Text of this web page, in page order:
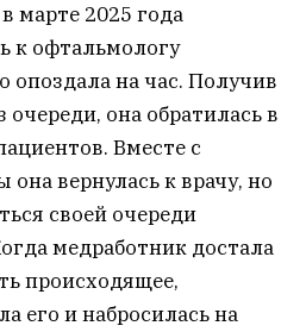
марте 2025 года
к офтальмологу
на час. Получив
очереди, она обратилась в
Вместе с
вернулась к врачу, но
своей очереди
медработник достала
происходящее,
его и набросилась на